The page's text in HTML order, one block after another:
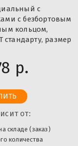
с
с безбортовым
кольцом,
стандарту, размер
р.
от:
складе (заказ)
количества